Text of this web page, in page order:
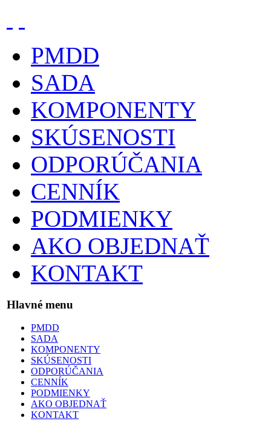
PMDD
SADA
KOMPONENTY
SKÚSENOSTI
ODPORÚČANIA
CENNÍK
PODMIENKY
AKO OBJEDNAŤ
KONTAKT
Hlavné menu
PMDD
SADA
KOMPONENTY
SKÚSENOSTI
ODPORÚČANIA
CENNÍK
PODMIENKY
AKO OBJEDNAŤ
KONTAKT